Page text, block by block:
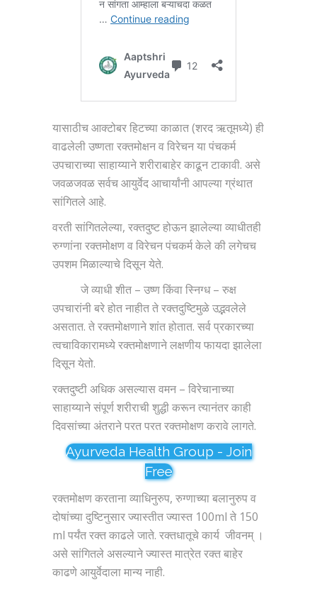
यासाठीच आक्टोबर हिटच्या काळात (शरद ऋतूमध्ये) ही
वाढलेली उष्णता रक्तमोक्षन व विरेचन या पंचकर्म
उपचाराच्या साहाय्याने शरीराबाहेर काढून टाकावी. असे
जवळजवळ सर्वच आयुर्वेद आचार्यांनी आपल्या ग्रंथात
सांगितले आहे.
वरती सांगितलेल्या, रक्तदुष्ट होऊन झालेल्या व्याधीतही
रुग्णांना रक्तमोक्षण व विरेचन पंचकर्म केले की लगेचच
उपशम मिळाल्याचे दिसून येते.
जे व्याधी शीत – उष्ण किंवा स्निग्ध – रुक्ष
उपचारांनी बरे होत नाहीत ते रक्तदुष्टिमुळे उद्भवलेले
असतात. ते रक्तमोक्षणाने शांत होतात. सर्व प्रकारच्या
त्वचाविकारामध्ये रक्तमोक्षणाने लक्षणीय फायदा झालेला
दिसून येतो.
रक्तदुष्टी अधिक असल्यास वमन – विरेचानाच्या
साहाय्याने संपूर्ण शरीराची शुद्धी करून त्यानंतर काही
दिवसांच्या अंतराने परत परत रक्तमोक्षण करावे लागते.
Ayurveda Health Group - Join
Free
रक्तमोक्षण करताना व्याधिनुरुप, रुग्णाच्या बलानुरुप व
दोषांच्या दुष्टिनुसार ज्यास्तीत ज्यास्त 100ml ते 150
ml पर्यंत रक्त काढले जाते. रक्तधातूचे कार्य जीवनम् ।
असे सांगितले असल्याने ज्यास्त मात्रेत रक्त बाहेर
काढणे आयुर्वेदाला मान्य नाही.